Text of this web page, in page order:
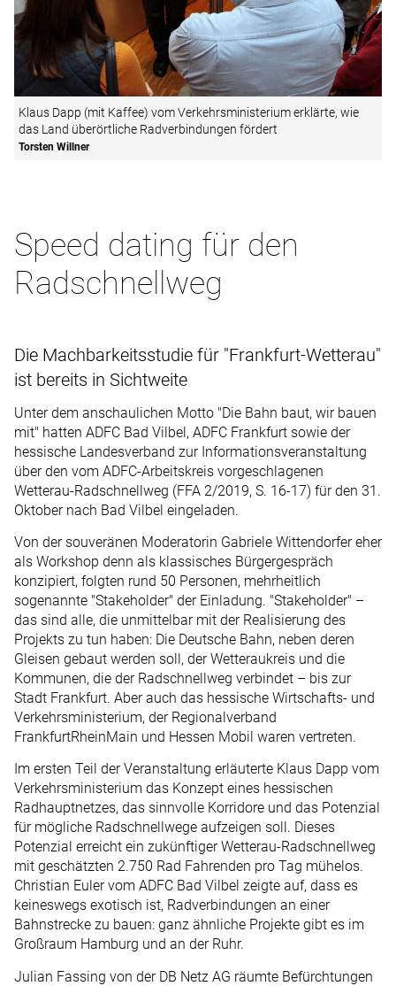
Klaus Dapp (mit Kaffee) vom Verkehrsministerium erklärte, wie
das Land überörtliche Radverbindungen fördert
Torsten Willner
Speed dating für den
Radschnellweg
Die Machbarkeitsstudie für "Frankfurt-Wetterau"
ist bereits in Sichtweite
Unter dem anschaulichen Motto "Die Bahn baut, wir bauen
mit" hatten ADFC Bad Vilbel, ADFC Frankfurt sowie der
hessische Landesverband zur Informationsveranstaltung
über den vom ADFC-Arbeitskreis vorgeschlagenen
Wetterau-Radschnellweg (FFA 2/2019, S. 16-17) für den 31.
Oktober nach Bad Vilbel eingeladen.
Von der souveränen Moderatorin Gabriele Wittendorfer eher
als Workshop denn als klassisches Bürgergespräch
konzipiert, folgten rund 50 Personen, mehrheitlich
sogenannte "Stakeholder" der Einladung. "Stakeholder" –
das sind alle, die unmittelbar mit der Realisierung des
Projekts zu tun haben: Die Deutsche Bahn, neben deren
Gleisen gebaut werden soll, der Wetteraukreis und die
Kommunen, die der Radschnellweg verbindet – bis zur
Stadt Frankfurt. Aber auch das hessische Wirtschafts- und
Verkehrsministerium, der Regionalverband
FrankfurtRheinMain und Hessen Mobil waren vertreten.
Im ersten Teil der Veranstaltung erläuterte Klaus Dapp vom
Verkehrsministerium das Konzept eines hessischen
Radhauptnetzes, das sinnvolle Korridore und das Potenzial
für mögliche Radschnellwege aufzeigen soll. Dieses
Potenzial erreicht ein zukünftiger Wetterau-Radschnellweg
mit geschätzten 2.750 Rad Fahrenden pro Tag mühelos.
Christian Euler vom ADFC Bad Vilbel zeigte auf, dass es
keineswegs exotisch ist, Radverbindungen an einer
Bahnstrecke zu bauen: ganz ähnliche Projekte gibt es im
Großraum Hamburg und an der Ruhr.
Julian Fassing von der DB Netz AG räumte Befürchtungen